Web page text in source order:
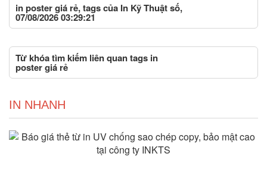
in poster giá rẻ, tags của In Kỹ Thuật số,
07/08/2026 03:29:21
Từ khóa tìm kiếm liên quan tags in
poster giá rẻ
IN NHANH